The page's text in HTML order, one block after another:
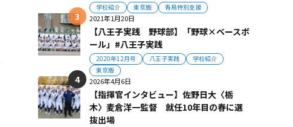
学校紹介 東京版 青鳥特別支援
2021年1月20日
【八王子実践 野球部】「野球×ベースボ
ール」#八王子実践
2020年12月号 八王子実践
学校紹介
東京版
2026年4月6日
【指揮官インタビュー】佐野日大〈栃
木〉麦倉洋一監督 就任10年目の春に選
抜出場